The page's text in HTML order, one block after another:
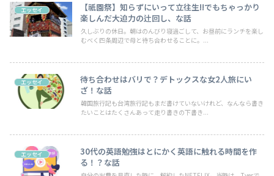
エッセイ
【祇園祭】知らずにいって立往生!!でもちゃっかり
楽しんだ大迫力の辻回し、な話
久しぶりの休日。朝はのんびり寝過ごして、お昼前にランチを楽し
むべく四条周辺で母と待ち合わせることに。...
エッセイ
待ち合わせはバリで？デトックスな女2人旅にい
ざ！な話
韓国旅行記も台湾旅行記もまだ書けていないけれど、なんなら書き
たいことはたくさんあって走り書きの下書き...
エッセイ
30代の英語勉強はとにかく英語に触れる時間を作
る！？な話